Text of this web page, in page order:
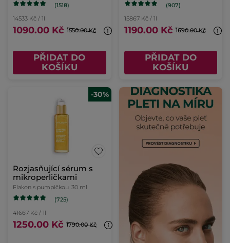
(1518)
14533 Kč / 1l
1090.00 Kč 1550.00 Kč
PŘIDAT DO
KOŠÍKU
(907)
15867 Kč / 1l
1190.00 Kč 1690.00 Kč
PŘIDAT DO
KOŠÍKU
-30%
Rozjasňující sérum s
mikroperličkami
Flakon s pumpičkou 30 ml
(725)
41667 Kč / 1l
1250.00 Kč 1790.00 Kč